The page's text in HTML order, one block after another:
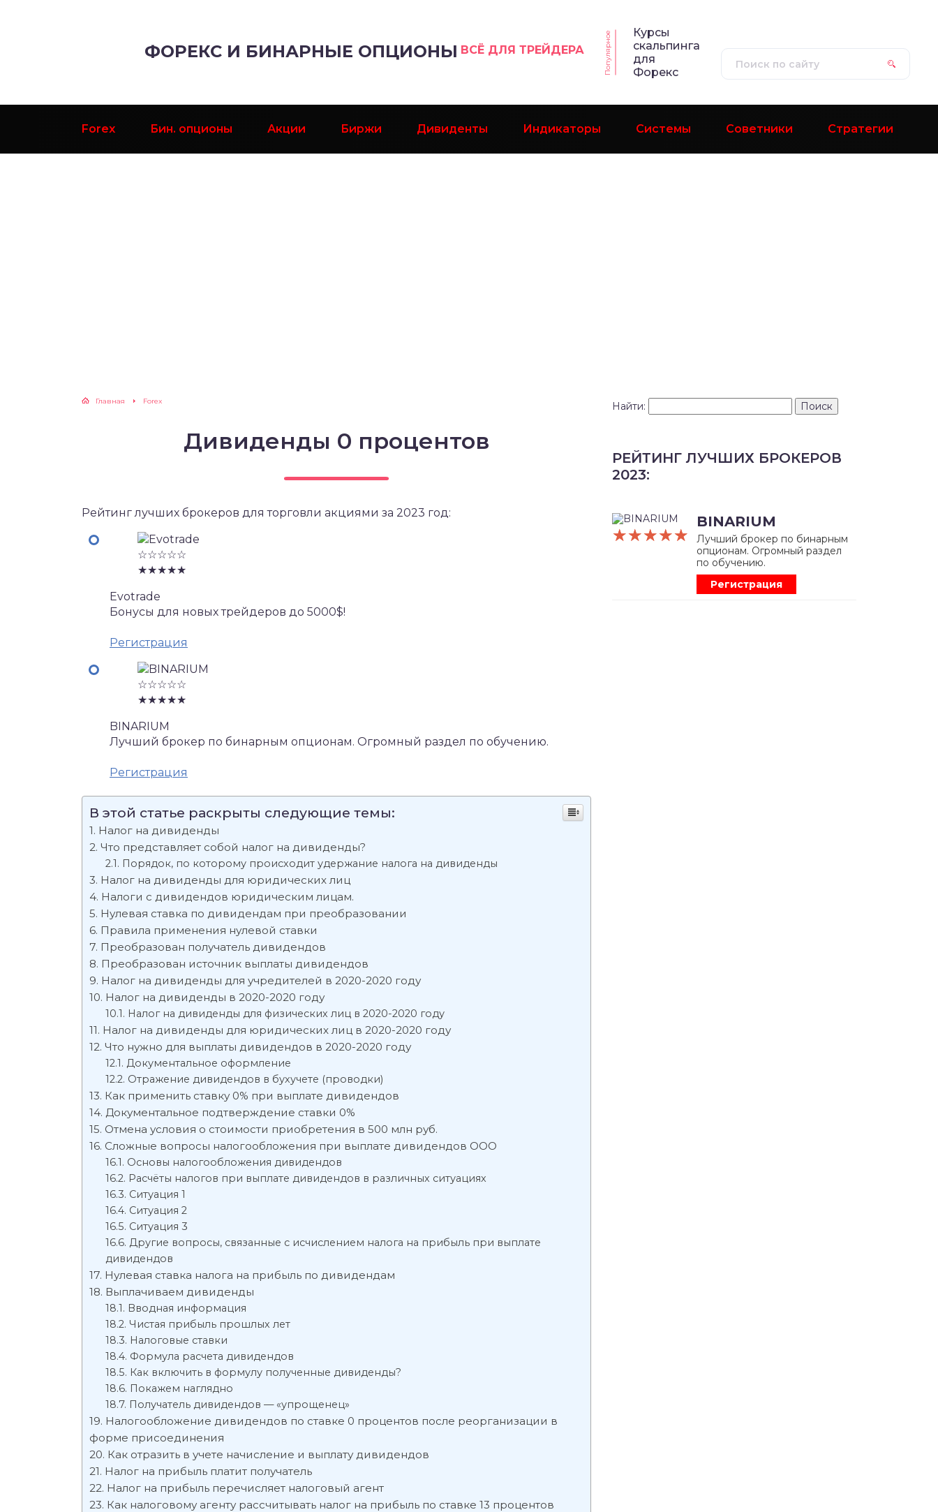
ФОРЕКС И БИНАРНЫЕ ОПЦИОНЫ ВСЁ ДЛЯ ТРЕЙДЕРА Популярное
Курсы
скальпинга
для
Форекс
Forex Бин. опционы Акции Биржи Дивиденты Индикаторы Системы Советники Стратегии
Главная Forex
Дивиденды 0 процентов
Рейтинг лучших брокеров для торговли акциями за 2023 год:
☆☆☆☆☆
★★★★★
Evotrade
Бонусы для новых трейдеров до 5000$!
Регистрация
☆☆☆☆☆
★★★★★
BINARIUM
Лучший брокер по бинарным опционам. Огромный раздел по обучению.
Регистрация
В этой статье раскрыты следующие темы:
Налог на дивиденды
Что представляет собой налог на дивиденды?
Порядок, по которому происходит удержание налога на дивиденды
Налог на дивиденды для юридических лиц
Налоги с дивидендов юридическим лицам.
Нулевая ставка по дивидендам при преобразовании
Правила применения нулевой ставки
Преобразован получатель дивидендов
Преобразован источник выплаты дивидендов
Налог на дивиденды для учредителей в 2020-2020 году
Налог на дивиденды в 2020-2020 году
Налог на дивиденды для физических лиц в 2020-2020 году
Налог на дивиденды для юридических лиц в 2020-2020 году
Что нужно для выплаты дивидендов в 2020-2020 году
Документальное оформление
Отражение дивидендов в бухучете (проводки)
Как применить ставку 0% при выплате дивидендов
Документальное подтверждение ставки 0%
Отмена условия о стоимости приобретения в 500 млн руб.
Сложные вопросы налогообложения при выплате дивидендов ООО
Основы налогообложения дивидендов
Расчёты налогов при выплате дивидендов в различных ситуациях
Ситуация 1
Ситуация 2
Ситуация 3
Другие вопросы, связанные с исчислением налога на прибыль при выплате
дивидендов
Нулевая ставка налога на прибыль по дивидендам
Выплачиваем дивиденды
Вводная информация
Чистая прибыль прошлых лет
Налоговые ставки
Формула расчета дивидендов
Как включить в формулу полученные дивиденды?
Покажем наглядно
Получатель дивидендов — «упрощенец»
Налогообложение дивидендов по ставке 0 процентов после реорганизации в
форме присоединения
Как отразить в учете начисление и выплату дивидендов
Налог на прибыль платит получатель
Налог на прибыль перечисляет налоговый агент
Как налоговому агенту рассчитывать налог на прибыль по ставке 13 процентов
Найти:
РЕЙТИНГ ЛУЧШИХ БРОКЕРОВ
2023:
☆☆☆☆☆
★★★★★
BINARIUM
Лучший брокер по бинарным
опционам. Огромный раздел
по обучению.
Регистрация